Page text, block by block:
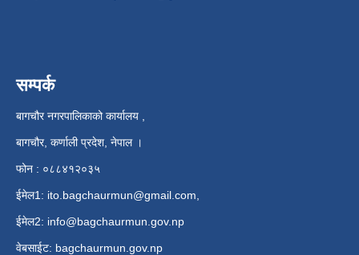
सम्पर्क
बागचौर नगरपालिकाको कार्यालय ,
बागचौर, कर्णाली प्रदेश, नेपाल ।
फोन : ०८८४१२०३५
ईमेल1: ito.bagchaurmun@gmail.com
ईमेल2: info@bagchaurmun.gov.np
वे‍बसाईट: bagchaurmun.gov.np